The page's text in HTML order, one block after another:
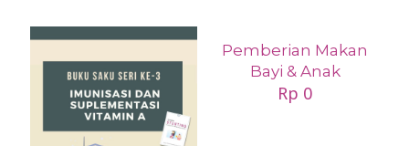
Pemberian Makan
Bayi & Anak
Rp 0